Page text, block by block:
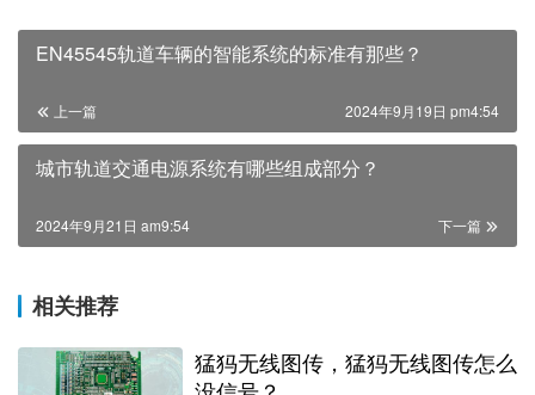
EN45545轨道车辆的智能系统的标准有那些？
上一篇 2024年9月19日 pm4:54
城市轨道交通电源系统有哪些组成部分？
下一篇
2024年9月21日 am9:54
相关推荐
猛犸无线图传，猛犸无线图传怎么